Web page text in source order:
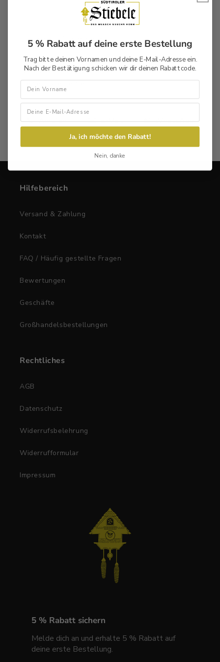
Julian ist für dich da!
Habst Du Fragen zu deinem neuen Lieblingsstück?
Ich stehe Dir gerne zur Verfügung und beantworten
Deine Frage gerne.
Anrufen E-Mail WhatsApp
Hilfebereich
Versand & Zahlung
Kontakt
FAQ / Häufig gestellte Fragen
Bewertungen
Geschäfte
Großhandelsbestellungen
Rechtliches
AGB
Datenschutz
Widerrufsbelehrung
Widerrufformular
Impressum
5 % Rabatt sichern
Melde dich an und erhalte 5 % Rabatt auf
deine erste Bestellung.
5 % Rabatt auf deine erste Bestellung
Trag bitte deinen Vornamen und deine E-Mail-Adresse ein.
Nach der Bestätigung schicken wir dir deinen Rabattcode.
Vorname
Ja, ich möchte den Rabatt!
Nein, danke